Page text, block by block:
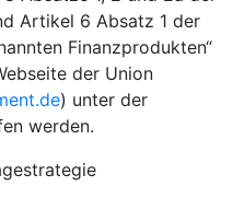
Artikel 6 Absatz 1 der
Finanzprodukten“
der Union
) unter der
werden.